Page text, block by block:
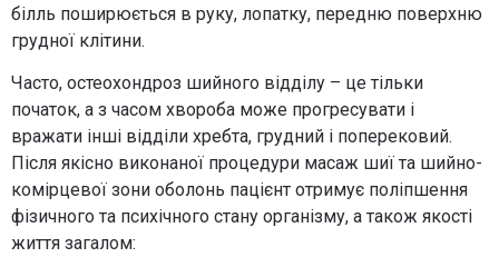
білль поширюється в руку, лопатку, передню поверхню
грудної клітини.
Часто, остеохондроз шийного відділу – це тільки
початок, а з часом хвороба може прогресувати і
вражати інші відділи хребта, грудний і поперековий.
Після якісно виконаної процедури масаж шиї та шийно-
комірцевої зони оболонь пацієнт отримує поліпшення
фізичного та психічного стану організму, а також якості
життя загалом: